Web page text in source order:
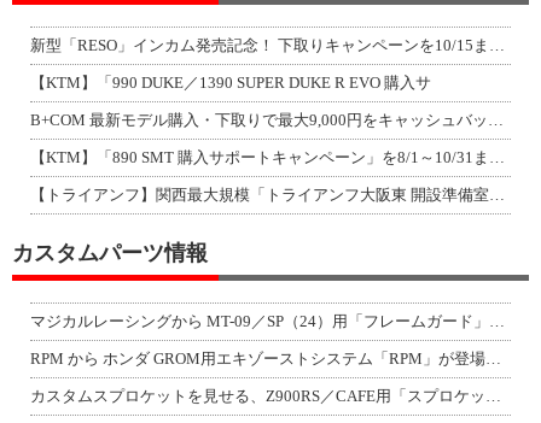
新型「RESO」インカム発売記念！ 下取りキャンペーンを10/15まで延長して開
【KTM】「990 DUKE／1390 SUPER DUKE R EVO 購入サ
B+COM 最新モデル購入・下取りで最大9,000円をキャッシュバック！「B+F
【KTM】「890 SMT 購入サポートキャンペーン」を8/1～10/31まで実
【トライアンフ】関西最大規模「トライアンフ大阪東 開設準備室」がオープン！ 限定
カスタムパーツ情報
マジカルレーシングから MT-09／SP（24）用「フレームガード」が登場！
RPM から ホンダ GROM用エキゾーストシステム「RPM」が登場！（動画あり
カスタムスプロケットを見せる、Z900RS／CAFE用「スプロケットカバーフルキ